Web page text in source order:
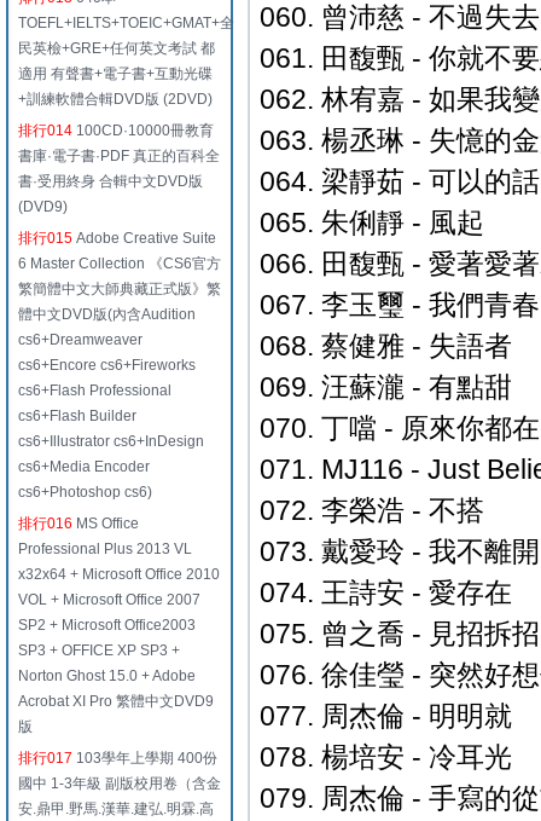
TOEFL+IELTS+TOEIC+GMAT+全
民英檢+GRE+任何英文考試 都
適用 有聲書+電子書+互動光碟
+訓練軟體合輯DVD版 (2DVD)
排行014 100CD·10000冊教育
書庫·電子書·PDF 真正的百科全
書·受用終身 合輯中文DVD版
(DVD9)
排行015 Adobe Creative Suite
6 Master Collection 《CS6官方
繁簡體中文大師典藏正式版》繁
體中文DVD版(內含Audition
cs6+Dreamweaver
cs6+Encore cs6+Fireworks
cs6+Flash Professional
cs6+Flash Builder
cs6+Illustrator cs6+InDesign
cs6+Media Encoder
cs6+Photoshop cs6)
排行016 MS Office
Professional Plus 2013 VL
x32x64 + Microsoft Office 2010
VOL + Microsoft Office 2007
SP2 + Microsoft Office2003
SP3 + OFFICE XP SP3 +
Norton Ghost 15.0 + Adobe
Acrobat XI Pro 繁體中文DVD9
版
排行017 103學年上學期 400份
國中 1-3年級 副版校用卷（含金
安.鼎甲.野馬.漢華.建弘.明霖.高
060. 曾沛慈 - 不過失
061. 田馥甄 - 你就不
062. 林宥嘉 - 如果我
063. 楊丞琳 - 失憶的
064. 梁靜茹 - 可以的話
065. 朱俐靜 - 風起
066. 田馥甄 - 愛著愛
067. 李玉璽 - 我們青春
068. 蔡健雅 - 失語者
069. 汪蘇瀧 - 有點甜
070. 丁噹 - 原來你都在
071. MJ116 - Just
072. 李榮浩 - 不搭
073. 戴愛玲 - 我不離開
074. 王詩安 - 愛存在
075. 曾之喬 - 見招拆
076. 徐佳瑩 - 突然好
077. 周杰倫 - 明明就
078. 楊培安 - 冷耳光
079. 周杰倫 - 手寫的